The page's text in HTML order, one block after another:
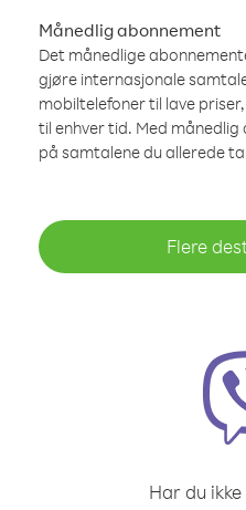
Månedlig abonnement
Det månedlige
gjøre internasjonale
mobiltelefoner til lave
til enhver tid. Med
på samtalene du allerede
Flere
Har du